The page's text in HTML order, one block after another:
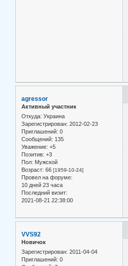
agressor
Активный участник
Откуда: Украина
Зарегистрирован: 2012-02-23
Приглашений: 0
Сообщений: 135
Уважение: +5
Позитив: +3
Пол: Мужской
Возраст: 66 [1959-10-24]
Провел на форуме:
10 дней 23 часа
Последний визит:
2021-08-21 22:38:00
VVS92
Новичок
Зарегистрирован: 2011-04-04
Приглашений: 0